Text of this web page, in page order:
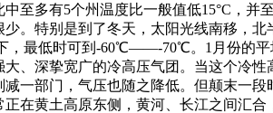
至多有5个州温度比一般值低15°C，
。特别是到了冬天，太阳光线南移，
，最低时可到-60℃——-70℃。1月份的
、深挚宽广的冷高压气团。当这个冷
一部门，气压也随之降低。但颠末一
在黄土高原东侧，黄河、长江之间汇